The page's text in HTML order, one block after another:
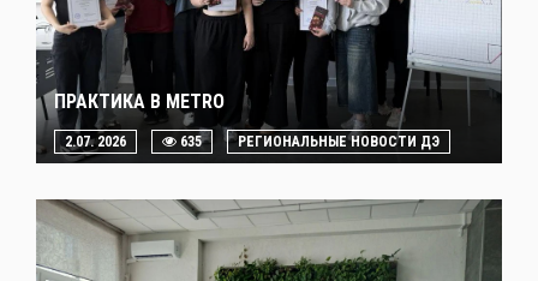
ПРАКТИКА В METRO
2.07. 2026 635 РЕГИОНАЛЬНЫЕ НОВОСТИ ДЭ